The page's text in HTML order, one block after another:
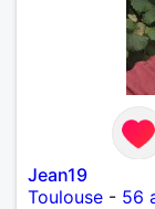
Jean19
Toulouse - 56